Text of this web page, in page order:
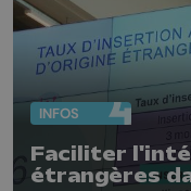
INFOS
Faciliter
étrangères